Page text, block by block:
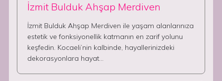
İzmit Bulduk Ahşap Merdiven
İzmit Bulduk Ahşap Merdiven ile yaşam alanlarınıza
estetik ve fonksiyonellik katmanın en zarif yolunu
keşfedin. Kocaeli’nin kalbinde, hayallerinizdeki
dekorasyonlara hayat…